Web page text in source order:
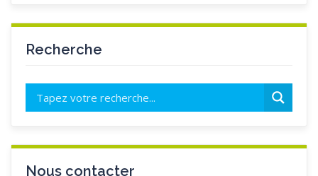
Recherche
Nous contacter